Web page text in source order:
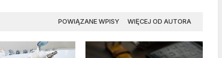
POWIĄZANE WPISY WIĘCEJ OD AUTORA